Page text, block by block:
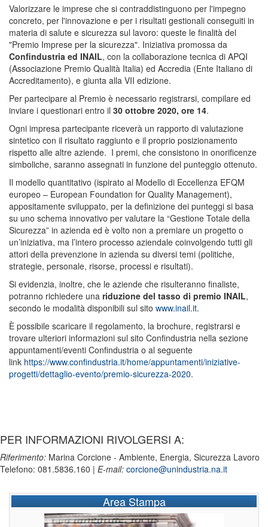
Valorizzare le imprese che si contraddistinguono per l'impegno
concreto, per l'innovazione e per i risultati gestionali conseguiti in
materia di salute e sicurezza sul lavoro: queste le finalità del
"Premio Imprese per la sicurezza". Iniziativa promossa da
Confindustria ed INAIL, con la collaborazione tecnica di APQI
(Associazione Premio Qualità Italia) ed Accredia (Ente Italiano di
Accreditamento), e giunta alla VII edizione.
Per partecipare al Premio è necessario registrarsi, compilare ed
inviare i questionari entro il 30 ottobre 2020, ore 14.
Ogni impresa partecipante riceverà un rapporto di valutazione
sintetico con il risultato raggiunto e il proprio posizionamento
rispetto alle altre aziende. I premi, che consistono in onorificenze
simboliche, saranno assegnati in funzione del punteggio ottenuto.
Il modello quantitativo (ispirato al Modello di Eccellenza EFQM
europeo – European Foundation for Quality Management),
appositamente sviluppato, per la definizione dei punteggi si basa
su uno schema innovativo per valutare la “Gestione Totale della
Sicurezza” in azienda ed è volto non a premiare un progetto o
un’iniziativa, ma l’intero processo aziendale coinvolgendo tutti gli
attori della prevenzione in azienda su diversi temi (politiche,
strategie, personale, risorse, processi e risultati).
Si evidenzia, inoltre, che le aziende che risulteranno finaliste,
potranno richiedere una riduzione del tasso di premio INAIL,
secondo le modalità disponibili sul sito www.inail.it.
È possibile scaricare il regolamento, la brochure, registrarsi e
trovare ulteriori informazioni sul sito Confindustria nella sezione
appuntamenti/eventi Confindustria o al seguente
link https://www.confindustria.it/home/appuntamenti/iniziative-
progetti/dettaglio-evento/premio-sicurezza-2020.
PER INFORMAZIONI RIVOLGERSI A:
Riferimento: Marina Corcione - Ambiente, Energia, Sicurezza Lavoro
Telefono: 081.5836.160 | E-mail: corcione@unindustria.na.it
Area Stampa